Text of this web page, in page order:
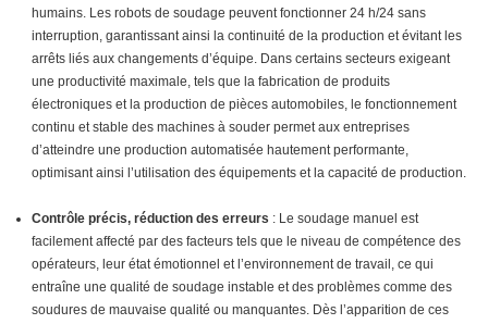
humains. Les robots de soudage peuvent fonctionner 24 h/24 sans
interruption, garantissant ainsi la continuité de la production et évitant les
arrêts liés aux changements d’équipe. Dans certains secteurs exigeant
une productivité maximale, tels que la fabrication de produits
électroniques et la production de pièces automobiles, le fonctionnement
continu et stable des machines à souder permet aux entreprises
d’atteindre une production automatisée hautement performante,
optimisant ainsi l’utilisation des équipements et la capacité de production.
Contrôle précis, réduction des erreurs : Le soudage manuel est
facilement affecté par des facteurs tels que le niveau de compétence des
opérateurs, leur état émotionnel et l’environnement de travail, ce qui
entraîne une qualité de soudage instable et des problèmes comme des
soudures de mauvaise qualité ou manquantes. Dès l’apparition de ces